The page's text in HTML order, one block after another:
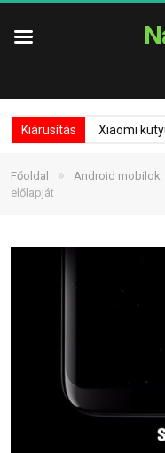
Kiárusítás Xiaomi
Főoldal » Android mobilok
előlapját